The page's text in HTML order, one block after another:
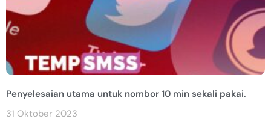
Penyelesaian utama untuk nombor 10 min sekali pakai.
31 Oktober 2023